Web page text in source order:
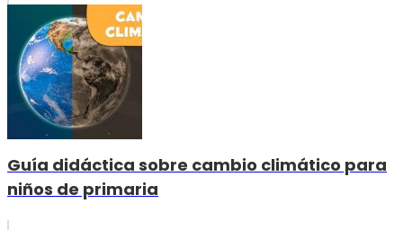
Guía didáctica sobre cambio climático para
niños de primaria